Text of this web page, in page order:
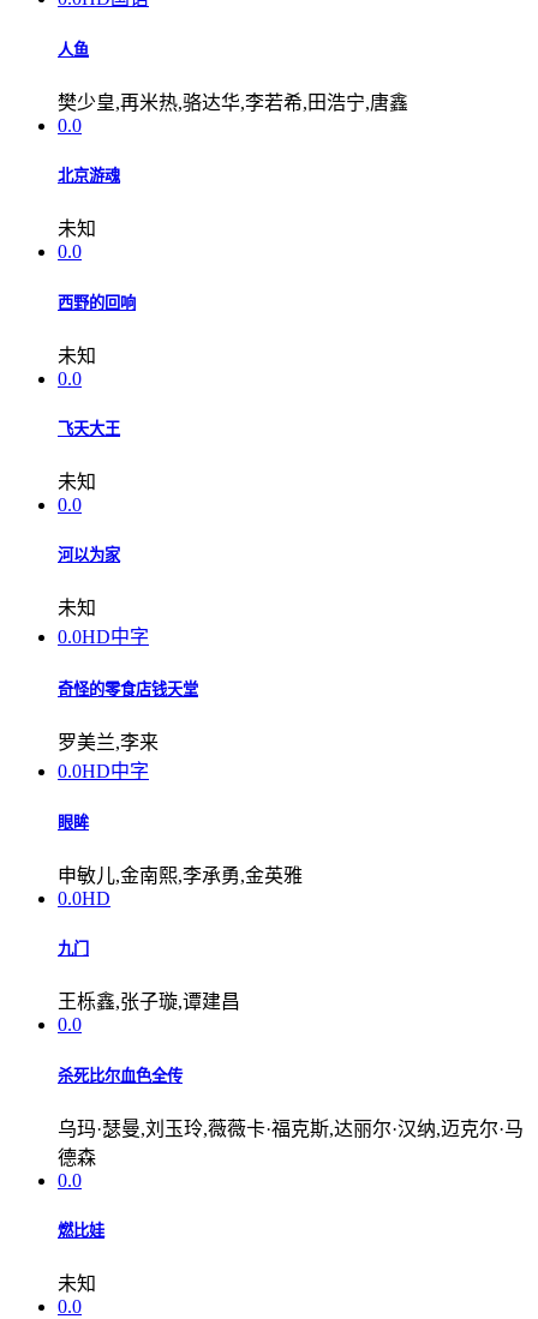
人鱼
樊少皇,再米热,骆达华,李若希,田浩宁,唐鑫
0.0
北京游魂
未知
0.0
西野的回响
未知
0.0
飞天大王
未知
0.0
河以为家
未知
0.0HD中字
奇怪的零食店钱天堂
罗美兰,李来
0.0HD中字
眼眸
申敏儿,金南熙,李承勇,金英雅
0.0HD
九门
王栎鑫,张子璇,谭建昌
0.0
杀死比尔血色全传
乌玛·瑟曼,刘玉玲,薇薇卡·福克斯,达丽尔·汉纳,迈克尔·马
德森
0.0
燃比娃
未知
0.0